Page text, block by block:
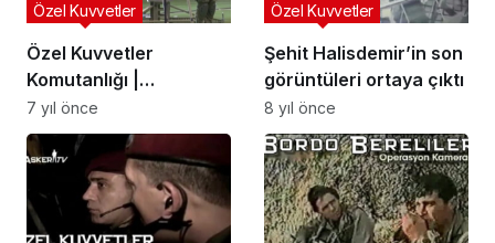
Özel Kuvvetler
Komutanlığı |
Bordobereliler’in Yemin
Töreni
Özel Kuvvetler
7 yıl önce
Şehit Halisdemir’in son
görüntüleri ortaya çıktı
Özel Kuvvetler
8 yıl önce